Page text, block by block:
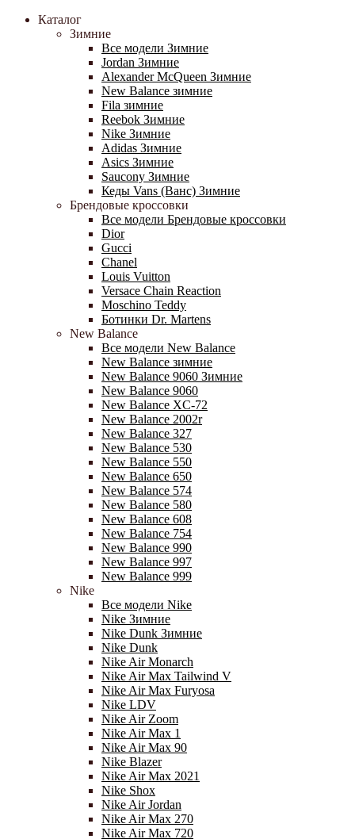
Каталог
Зимние
Все модели Зимние
Jordan Зимние
Alexander McQueen Зимние
New Balance зимние
Fila зимние
Reebok Зимние
Nike Зимние
Adidas Зимние
Asics Зимние
Saucony Зимние
Кеды Vans (Ванс) Зимние
Брендовые кроссовки
Все модели Брендовые кроссовки
Dior
Gucci
Chanel
Louis Vuitton
Versace Chain Reaction
Moschino Teddy
Ботинки Dr. Martens
New Balance
Все модели New Balance
New Balance зимние
New Balance 9060 Зимние
New Balance 9060
New Balance XC-72
New Balance 2002r
New Balance 327
New Balance 530
New Balance 550
New Balance 650
New Balance 574
New Balance 580
New Balance 608
New Balance 754
New Balance 990
New Balance 997
New Balance 999
Nike
Все модели Nike
Nike Зимние
Nike Dunk Зимние
Nike Dunk
Nike Air Monarch
Nike Air Max Tailwind V
Nike Air Max Furyosa
Nike LDV
Nike Air Zoom
Nike Air Max 1
Nike Air Max 90
Nike Blazer
Nike Air Max 2021
Nike Shox
Nike Air Jordan
Nike Air Max 270
Nike Air Max 720